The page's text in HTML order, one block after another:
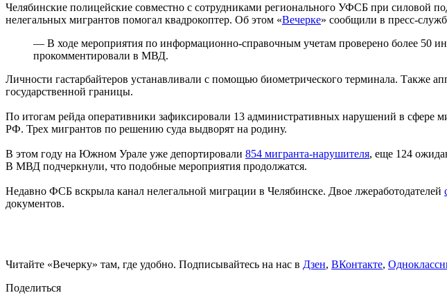
Челябинские полицейские совместно с сотрудниками регионального УФСБ при силовой
нелегальных мигрантов помогал квадрокоптер. Об этом «Вечерке» сообщили в пресс-
— В ходе мероприятия по информационно-справочным учетам проверено более 50
прокомментировали в МВД.
Личности гастарбайтеров устанавливали с помощью биометрического терминала. Также
государственной границы.
По итогам рейда оперативники зафиксировали 13 административных нарушений в сфере
РФ. Трех мигрантов по решению суда выдворят на родину.
В этом году на Южном Урале уже депортировали 854 мигранта-нарушителя, еще 124
В МВД подчеркнули, что подобные мероприятия продолжатся.
Недавно ФСБ вскрыла канал нелегальной миграции в Челябинске. Двое лжеработодателей
документов.
Читайте «Вечерку» там, где удобно. Подписывайтесь на нас в Дзен, ВКонтакте,
Поделиться